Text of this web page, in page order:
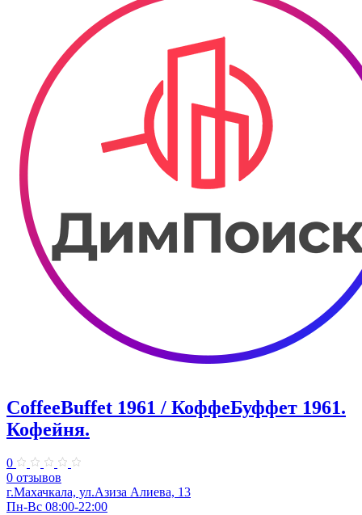
CoffeeBuffet 1961 / КоффеБуффет 1961.
Кофейня.
0
0 отзывов
г.Махачкала, ул.Азиза Алиева, 13
Пн-Вс 08:00-22:00